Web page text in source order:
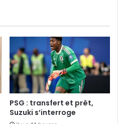
PSG : transfert et prêt,
Suzuki s’interroge